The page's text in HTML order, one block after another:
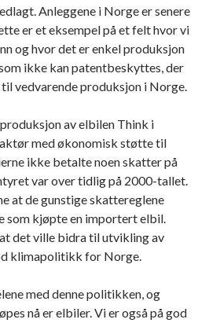
Anleggene i Norge er senere
er et eksempel på et felt hvor vi
og hvor det er enkel produksjon
ikke kan patentbeskyttes, der
vedvarende produksjon i Norge.
av elbilen Think i
med økonomisk støtte til
ikke betalte noen skatter på
var over tidlig på 2000-tallet.
at de gunstige skattereglene
som kjøpte en importert elbil.
det ville bidra til utvikling av
klimapolitikk for Norge.
med denne politikken, og
nå er elbiler. Vi er også på god